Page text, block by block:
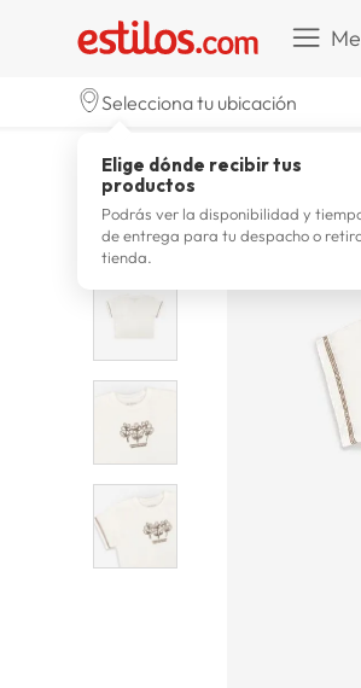
Selecciona tu ubicación
Elige dónde recibir tus
productos
Podrás ver la disponibilidad y
de entrega para tu despacho o
tienda.